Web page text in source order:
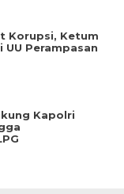
Korupsi, Ketum
UU Perampasan
Kapolri